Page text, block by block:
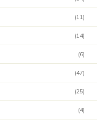
(11)
(14)
(6)
(47)
(25)
(4)